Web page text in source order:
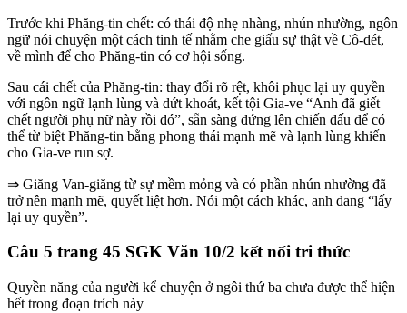
Trước khi Phăng-tin chết: có thái độ nhẹ nhàng, nhún nhường, ngôn
ngữ nói chuyện một cách tinh tế nhằm che giấu sự thật về Cô-dét,
về mình để cho Phăng-tin có cơ hội sống.
Sau cái chết của Phăng-tin: thay đổi rõ rệt, khôi phục lại uy quyền
với ngôn ngữ lạnh lùng và dứt khoát, kết tội Gia-ve “Anh đã giết
chết người phụ nữ này rồi đó”, sẵn sàng đứng lên chiến đấu để có
thể từ biệt Phăng-tin bằng phong thái mạnh mẽ và lạnh lùng khiến
cho Gia-ve run sợ.
⇒ Giăng Van-giăng từ sự mềm mỏng và có phần nhún nhường đã
trở nên mạnh mẽ, quyết liệt hơn. Nói một cách khác, anh đang “lấy
lại uy quyền”.
Câu 5 trang 45 SGK Văn 10/2 kết nối tri thức
Quyền năng của người kể chuyện ở ngôi thứ ba chưa được thể hiện
hết trong đoạn trích này